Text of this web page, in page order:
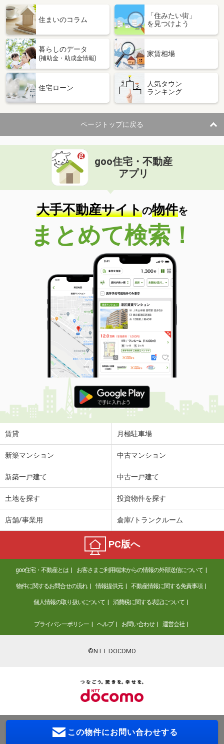
住まいのコラム
「住みたい街」
を見つけよう
暮らしのデータ
(補助金・助成金情報)
家賃相場
住宅ローン
人気タウン
ランキング
ページトップに戻る
goo住宅・不動産
アプリ
大手不動産サイトの物件を
まとめて検索！
賃貸 月極駐車場
新築マンション 中古マンション
新築一戸建て 中古一戸建て
土地を探す 投資物件を探す
店舗/事業用 倉庫/トランクルーム
PC版へ
goo住宅・不動産とは お客さまご利用端末からの情報の外部送信について
物件に関するお問合せの流れ 情報提供元 不動産情報に関する免責事項
個人情報の取り扱いについて 消費税に関する表記について
プライバシーポリシー ヘルプ お問い合わせ 運営会社
©NTT DOCOMO
この物件にお問い合わせする